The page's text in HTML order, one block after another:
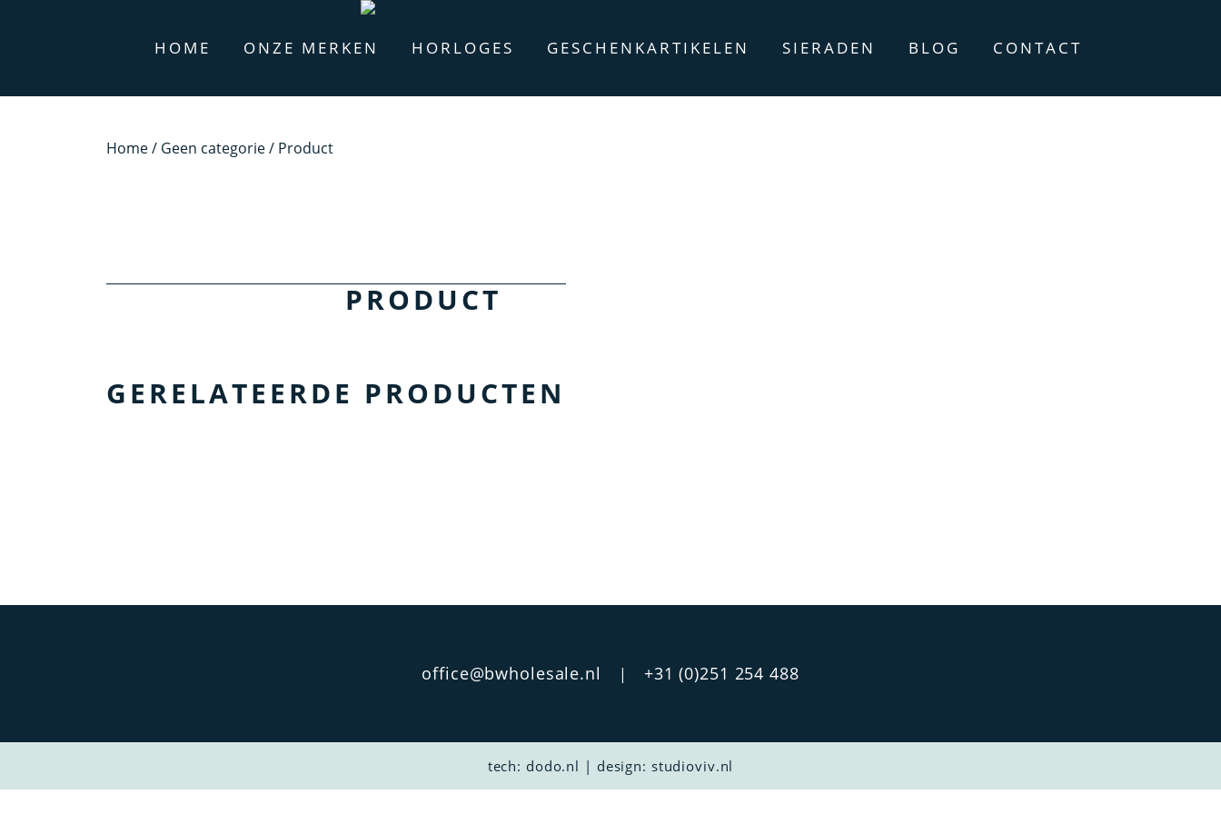
HOME ONZE MERKEN HORLOGES GESCHENKARTIKELEN SIERADEN BLOG CONTACT
Home/ Geen categorie/ Product
PRODUCT
GERELATEERDE PRODUCTEN
office@bwholesale.nl | +31 (0)251 254 488
tech: dodo.nl | design: studioviv.nl